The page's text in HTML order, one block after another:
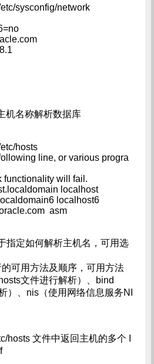
sysconfig/network
机名称解析数据库
hosts
line, or various progra
functionality will fail.
localhost
localhost6
asm
指定如何解析主机名，可用选
可用方法及顺序，可用方法
文件进行解析）、bind
）、nis（使用网络信息服务NI
hosts 文件中返回主机的多个 I